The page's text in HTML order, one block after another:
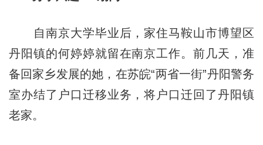
自南京大学毕业后，家住马鞍山市博望区
丹阳镇的何婷婷就留在南京工作。前几天，准
备回家乡发展的她，在苏皖“两省一街”丹阳警务
室办结了户口迁移业务，将户口迁回了丹阳镇
老家。